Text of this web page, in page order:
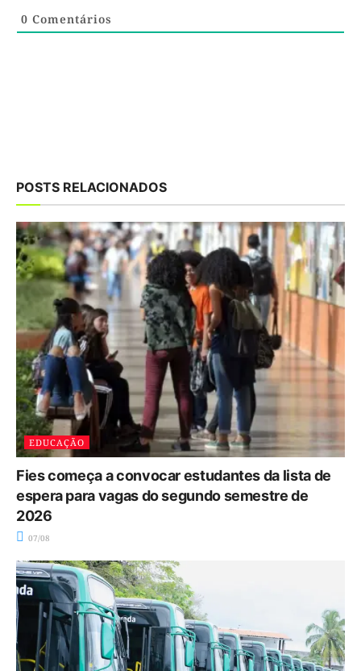
0 Comentários
POSTS RELACIONADOS
EDUCAÇÃO
Fies começa a convocar estudantes da lista de
espera para vagas do segundo semestre de
2026
07/08